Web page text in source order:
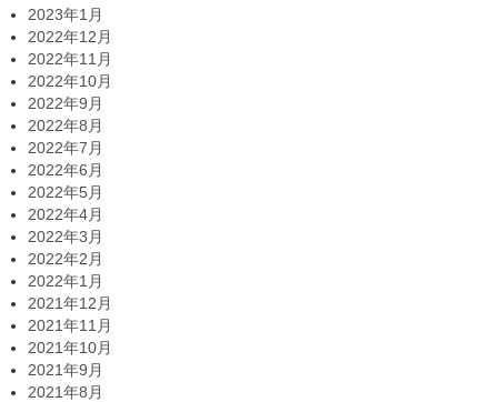
2023年1月
2022年12月
2022年11月
2022年10月
2022年9月
2022年8月
2022年7月
2022年6月
2022年5月
2022年4月
2022年3月
2022年2月
2022年1月
2021年12月
2021年11月
2021年10月
2021年9月
2021年8月